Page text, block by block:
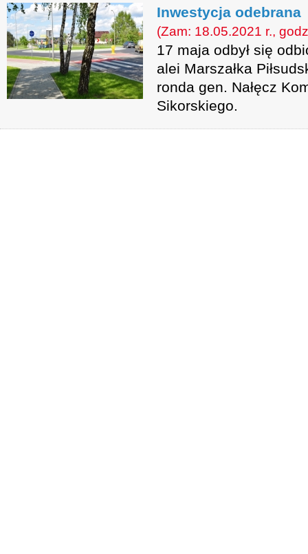
Inwestycja odebrana
(Zam: 18.05.2021 r.,
17 maja odbył się
alei Marszałka
ronda gen. Nałęcz
Sikorskiego.